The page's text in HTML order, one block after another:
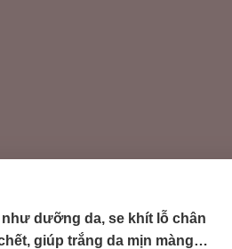
dưỡng da, se khít lỗ chân
giúp trắng da mịn màng…